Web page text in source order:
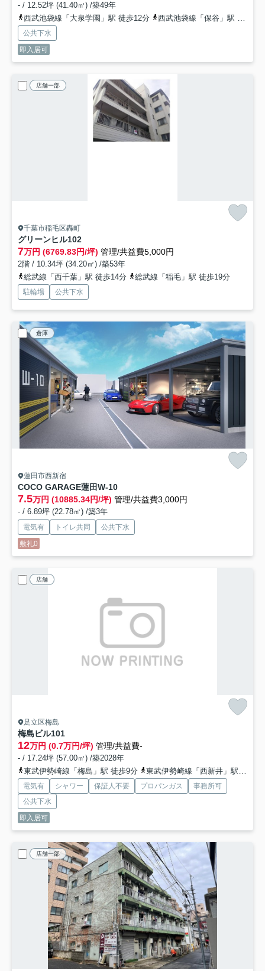
- / 12.52坪 (41.40㎡) /築49年
西武池袋線「大泉学園」駅 徒歩12分
西武池袋線「保谷」駅 徒歩14分
公共下水
即入居可
店舗一部
千葉市稲毛区轟町
グリーンヒル102
7万円 (6769.83円/坪) 管理/共益費5,000円
2階 / 10.34坪 (34.20㎡) /築53年
総武線「西千葉」駅 徒歩14分
総武線「稲毛」駅 徒歩19分
駐輪場 公共下水
倉庫
蓮田市西新宿
COCO GARAGE蓮田W-10
7.5万円 (10885.34円/坪) 管理/共益費3,000円
- / 6.89坪 (22.78㎡) /築3年
電気有 トイレ共同
公共下水
敷礼0
店舗
足立区梅島
梅島ビル101
12万円 (0.7万円/坪) 管理/共益費-
- / 17.24坪 (57.00㎡) /築2028年
東武伊勢崎線「梅島」駅 徒歩9分
東武伊勢崎線「西新井」駅 徒歩11分
電気有 シャワー 保証人不要 プロパンガス
事務所可
公共下水
即入居可
店舗一部